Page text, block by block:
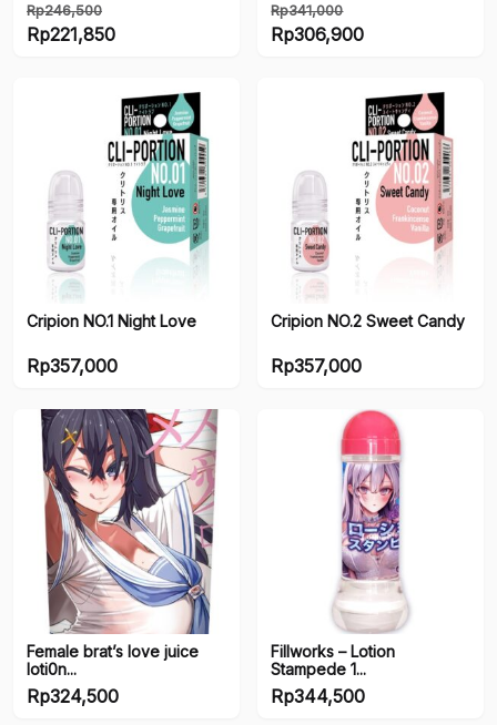
Rp246,500
Harga
Rp221,850
Rp221,850.
Rp341,000
Harga
Rp306,900
Rp306,900.
Cripion NO.1 Night Love
Rp357,000
Cripion NO.2 Sweet Candy
Rp357,000
Female brat’s love juice
loti0n...
Rp324,500
Fillworks – Lotion
Stampede 1...
Rp344,500